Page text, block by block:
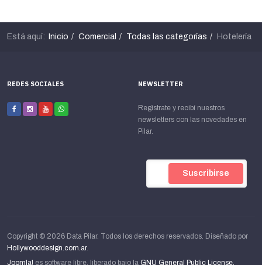
Está aquí: Inicio Comercial Todas las categorías Hotelería
REDES SOCIALES NEWSLETTER
Registrate y recibí nuestros
newsletters con las novedades en
Pilar.
Copyright © 2026 Data Pilar. Todos los derechos reservados. Diseñado por
Hollywooddesign.com.ar.
Joomla! es software libre, liberado bajo la GNU General Public License.